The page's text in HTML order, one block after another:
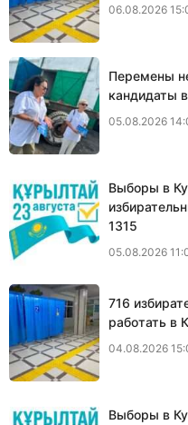
06.08.2026
Перемены
кандидаты
05.08.2026
Выборы в
1315
05.08.2026
716
работать в
04.08.2026
Выборы в